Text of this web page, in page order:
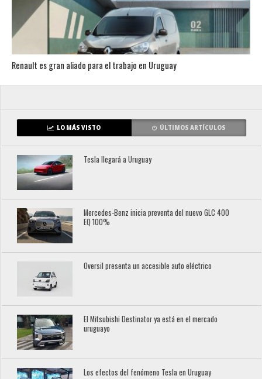
Renault es gran aliado para el trabajo en Uruguay
LO MÁS VISTO ÚLTIMOS ARTÍCULOS
Tesla llegará a Uruguay
Mercedes-Benz inicia preventa del nuevo GLC 400
EQ 100%
Oversil presenta un accesible auto eléctrico
El Mitsubishi Destinator ya está en el mercado
uruguayo
Los efectos del fenómeno Tesla en Uruguay